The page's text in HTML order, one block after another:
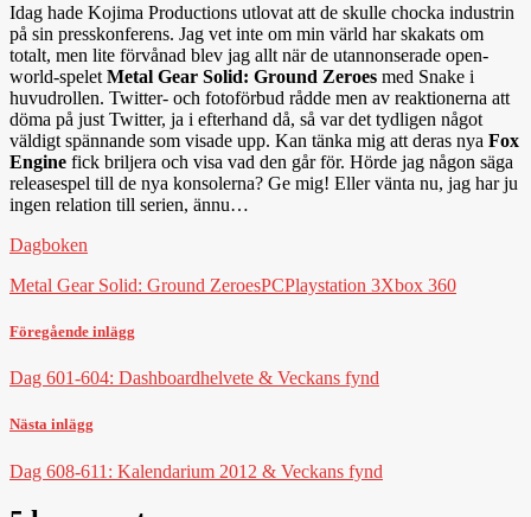
Idag hade Kojima Productions utlovat att de skulle chocka industrin
på sin presskonferens. Jag vet inte om min värld har skakats om
totalt, men lite förvånad blev jag allt när de utannonserade open-
world-spelet Metal Gear Solid: Ground Zeroes med Snake i
huvudrollen. Twitter- och fotoförbud rådde men av reaktionerna att
döma på just Twitter, ja i efterhand då, så var det tydligen något
väldigt spännande som visade upp. Kan tänka mig att deras nya Fox
Engine fick briljera och visa vad den går för. Hörde jag någon säga
releasespel till de nya konsolerna? Ge mig! Eller vänta nu, jag har ju
ingen relation till serien, ännu…
Dagboken
Metal Gear Solid: Ground ZeroesPCPlaystation 3Xbox 360
Föregående inlägg
Dag 601-604: Dashboardhelvete & Veckans fynd
Nästa inlägg
Dag 608-611: Kalendarium 2012 & Veckans fynd